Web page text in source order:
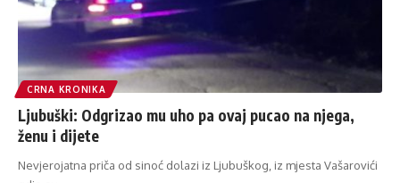
CRNA KRONIKA
Ljubuški: Odgrizao mu uho pa ovaj pucao na njega,
ženu i dijete
Nevjerojatna priča od sinoć dolazi iz Ljubuškog, iz mjesta Vašarovići